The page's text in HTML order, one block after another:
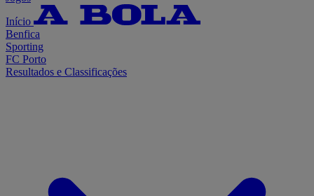
Início
Benfica
Sporting
FC Porto
Resultados e Classificações